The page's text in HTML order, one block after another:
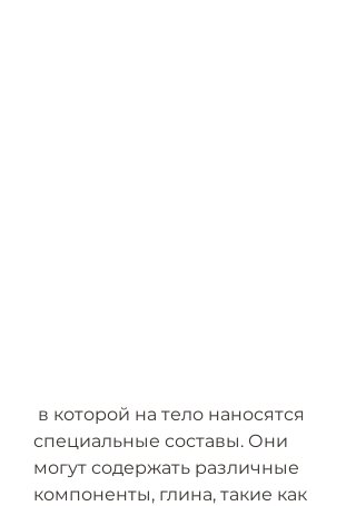
специальные составы. Они
могут содержать различные
компоненты, глина, такие как